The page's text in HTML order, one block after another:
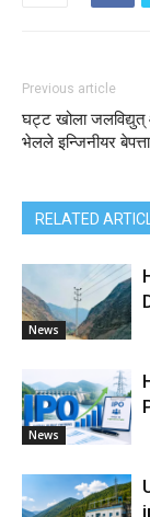
Previous article
घट्ट खोला जलविद्युत्
भेलले इन्जिनीयर बेपत्ता
RELATED
News
News